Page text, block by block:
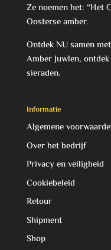
Ze noemen het: “Het
Oosterse amber.
Ontdek NU samen
Amber Juwlen,
sieraden.
Informatie
Algemene
Over het bedrijf
Privacy en veiligheid
Cookiebeleid
Retour
Shipment
Shop